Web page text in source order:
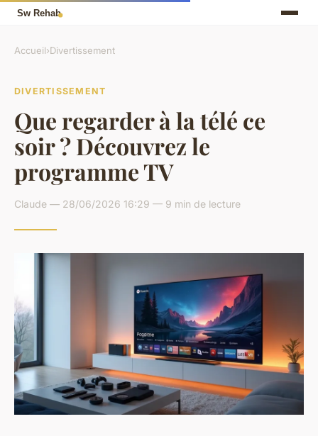
Accueil›Divertissement
DIVERTISSEMENT
Que regarder à la télé ce
soir ? Découvrez le
programme TV
Claude — 28/06/2026 16:29 — 9 min de lecture